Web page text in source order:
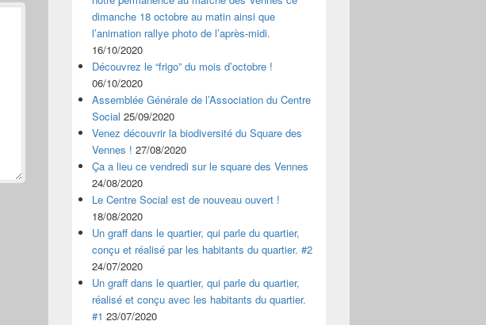
dimanche 18 octobre au matin ainsi que
l’animation rallye photo de l’après-midi.
16/10/2020
Découvrez le “frigo” du mois d’octobre !
06/10/2020
Assemblée Générale de l’Association du Centre
Social 25/09/2020
Venez découvrir la biodiversité du Square des
Vennes ! 27/08/2020
Ça a lieu ce vendredi sur le square des Vennes
24/08/2020
Le Centre Social est de nouveau ouvert !
18/08/2020
Un graff dans le quartier, qui parle du quartier,
conçu et réalisé par les habitants du quartier. #2
24/07/2020
Un graff dans le quartier, qui parle du quartier,
réalisé et conçu avec les habitants du quartier.
#1 23/07/2020